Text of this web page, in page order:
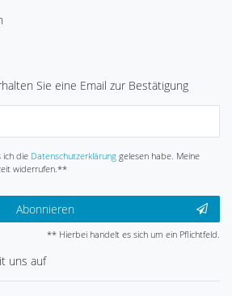
Sie eine Email zur Bestätigung
ich die Daten­schutz­erklärunggelesen habe. Meine
widerrufen.**
Abonnieren
** Hierbei handelt es sich um ein Pflichtfeld.
uns auf